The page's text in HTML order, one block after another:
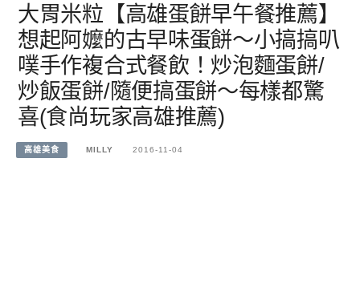
大胃米粒【高雄蛋餅早午餐推薦】
想起阿嬤的古早味蛋餅～小搞搞叭
噗手作複合式餐飲！炒泡麵蛋餅/
炒飯蛋餅/隨便搞蛋餅～每樣都驚
喜(食尚玩家高雄推薦)
高雄美食 MILLY 2016-11-04